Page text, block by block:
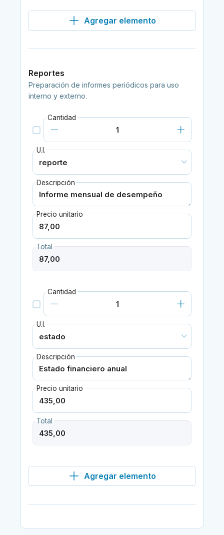
Agregar elemento
Reportes
Preparación de informes periódicos para uso
interno y externo.
Cantidad
U.I.
Descripción
Precio unitario
Total
Cantidad
U.I.
Descripción
Precio unitario
Total
Agregar elemento